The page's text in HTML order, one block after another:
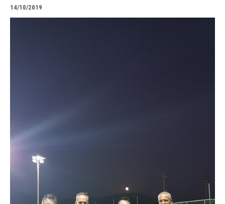
14/10/2019